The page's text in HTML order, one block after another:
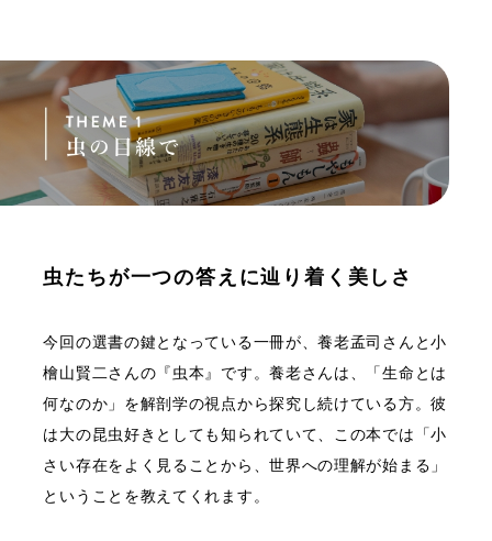
虫たちが一つの答えに辿り着く美しさ
今回の選書の鍵となっている一冊が、養老孟司さんと小
檜山賢二さんの『虫本』です。養老さんは、「生命とは
何なのか」を解剖学の視点から探究し続けている方。彼
は大の昆虫好きとしても知られていて、この本では「小
さい存在をよく見ることから、世界への理解が始まる」
ということを教えてくれます。